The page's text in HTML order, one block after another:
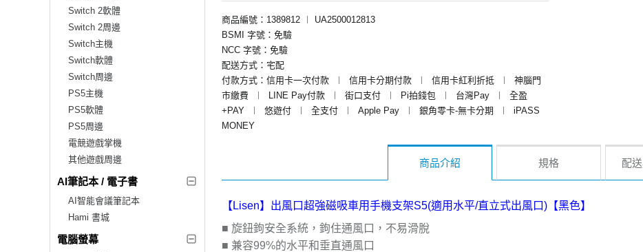
Switch 2軟體
Switch 2周邊
Switch主機
Switch軟體
Switch周邊
PS5主機
PS5軟體
PS5周邊
電競遊戲掌機
其他遊戲周邊
AI筆記本 / 電子書
AI智能會議筆記本
Hami 書城
電腦螢幕
商品編號：1389812 ︱
UA2500012813
BSMI 字號：免驗
NCC 字號：免驗
配送方式：宅配
付款方式：信用卡一次付款
︱ 信用卡分期付款 ︱ 信用卡紅利折抵 ︱
神腦門
市繳費
︱ LINE Pay付款 ︱ 街口支付 ︱ Pi拍錢包 ︱ 台灣Pay ︱
全盈
+PAY
︱ 悠遊付 ︱ 全支付 ︱ Apple Pay ︱ 銀角零卡-無卡分期 ︱
iPASS
MONEY
商品介紹 規格 配
【Lisen】出風口超強磁吸車用手機支架S5(適用水平/直立式出風口)【黑色】
■ 旋鈕鉤安全系統，鉤住通風口，不易滑脫
■ 兼容99%的水平和垂直通風口